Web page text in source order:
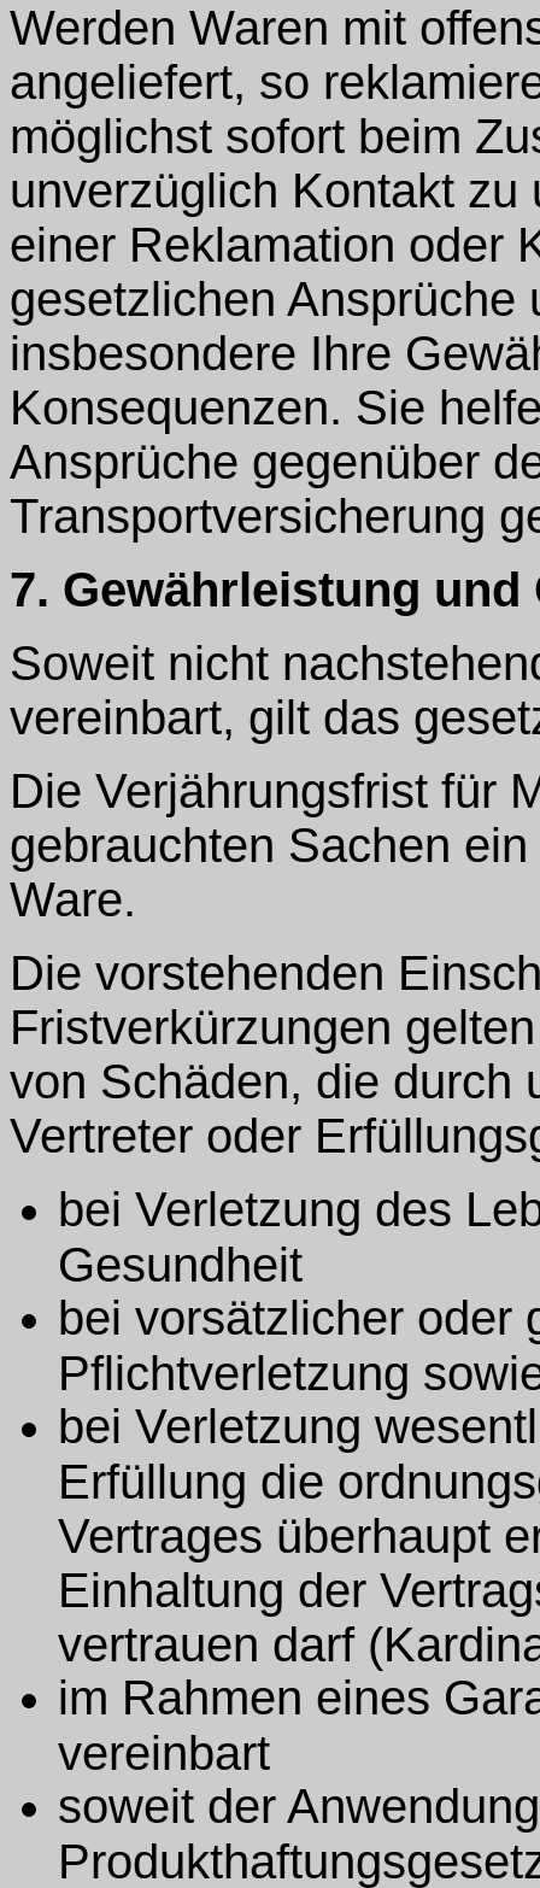
Werden Waren mit
angeliefert, so
möglichst sofort beim
unverzüglich Kontakt
einer Reklamation oder
gesetzlichen Ansprüche
insbesondere Ihre
Konsequenzen. Sie
Ansprüche gegenüber
Transportversicherung
7. Gewährleistung und
Soweit nicht
vereinbart, gilt das
Die Verjährungsfrist für
gebrauchten Sachen
Ware.
Die vorstehenden
Fristverkürzungen
von Schäden, die durch
Vertreter oder
bei Verletzung des
Gesundheit
bei vorsätzlicher oder
Pflichtverletzung
bei Verletzung
Erfüllung die
Vertrages überhaupt
Einhaltung der
vertrauen darf
im Rahmen eines
vereinbart
soweit der